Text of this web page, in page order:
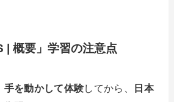
| 概要」学習の注意点
手を動かして体験してから、
日本